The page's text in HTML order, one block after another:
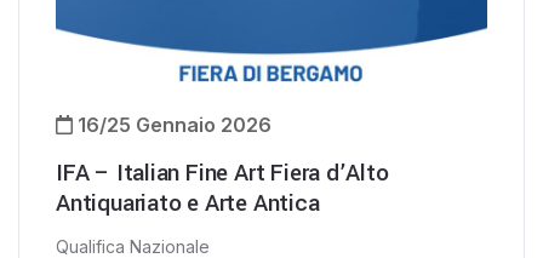
16/25 Gennaio 2026
IFA – Italian Fine Art Fiera d’Alto
Antiquariato e Arte Antica
Qualifica Nazionale